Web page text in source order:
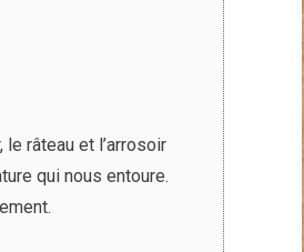
râteau et l’arrosoir
qui nous entoure.